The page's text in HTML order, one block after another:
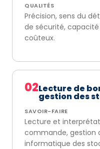
QUALITÉS
Précision, sens du
de sécurité,
coûteux.
02Lecture de
gestion des
SAVOIR-FAIRE
Lecture et
commande, gestion
informatique des